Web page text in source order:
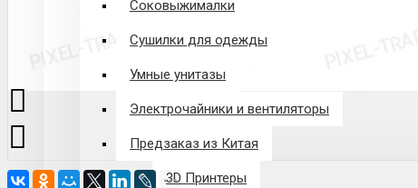
Соковыжималки
Сушилки для одежды
Умные унитазы
Электрочайники и вентиляторы
Предзаказ из Китая
3D Принтеры